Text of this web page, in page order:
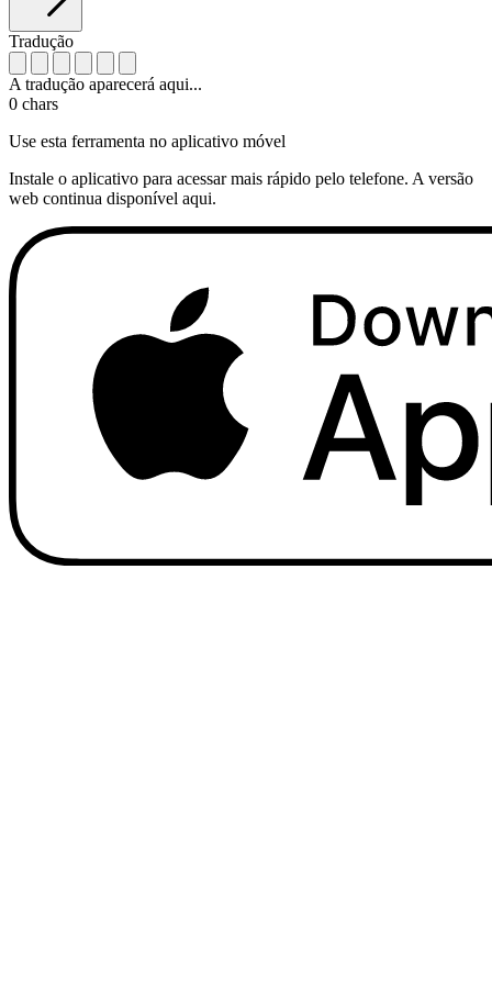
Tradução
A tradução aparecerá aqui...
0 chars
Use esta ferramenta no aplicativo móvel
Instale o aplicativo para acessar mais rápido pelo telefone. A versão
web continua disponível aqui.